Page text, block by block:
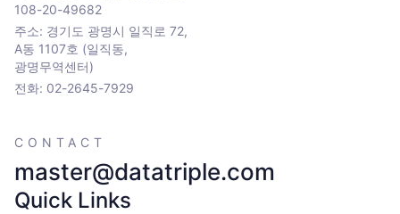
108-20-49682
주소: 경기도 광명시 일직로 72,
A동 1107호 (일직동,
광명무역센터)
전화: 02-2645-7929
CONTACT
master@datatriple.com
Quick Links